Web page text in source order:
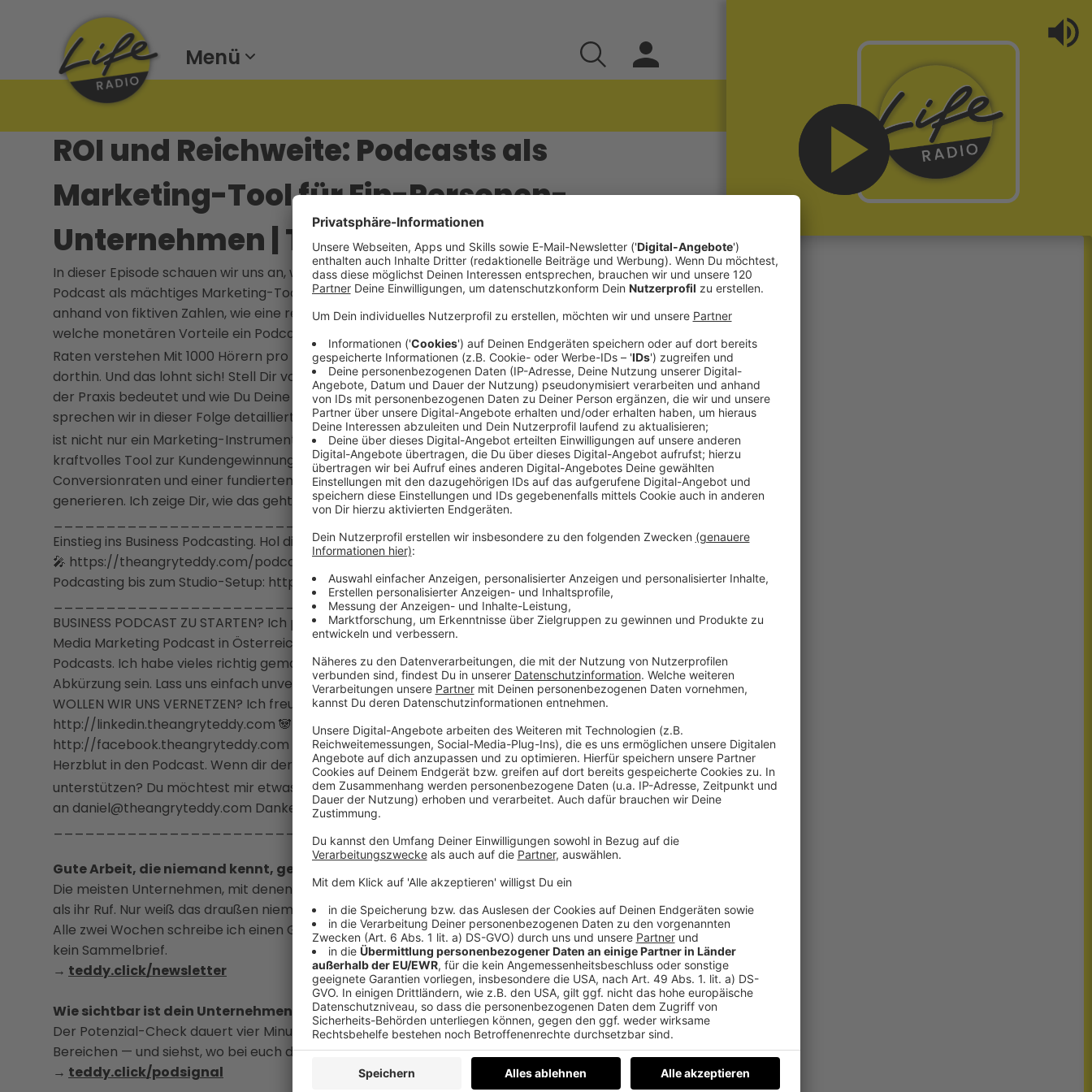
Menü
ROI und Reichweite: Podcasts als
Marketing-Tool für Ein-Personen-
Unternehmen | TAT0339
In dieser Episode schauen wir uns an, wie Du als Selbstständiger oder Kleinstunternehmer Deinen
Podcast als mächtiges Marketing-Tool nutzen kannst, um Dein Geschäft zu fördern. Ich zeige Dir
anhand von fiktiven Zahlen, wie eine realistische Reichweitensteigerung aussehen kann und
welche monetären Vorteile ein Podcast mit sich bringen kann. 📈 Reichweite und Conversion-
Raten verstehen Mit 1000 Hörern pro Episode arbeitest Du Dich in 9 bis 12 Monaten organisch
dorthin. Und das lohnt sich! Stell Dir vor, 1% dieser Hörer werden zu Kunden. Was das für Dich in
der Praxis bedeutet und wie Du Deine Hörerzahlen Schritt für Schritt steigern kannst, darüber
sprechen wir in dieser Folge detailliert. 💰 Kundengewinnung und Umsatzsteigerung Ein Podcast
ist nicht nur ein Marketing-Instrument, um Deine Botschaft zu verbreiten. Er ist auch ein
kraftvolles Tool zur Kundengewinnung und zur Umsatzsteigerung. Mit durchschnittlichen
Conversionraten und einer fundierten Rechnung lassen sich erhebliche Zusatzeinnahmen
generieren. Ich zeige Dir, wie das geht und welche Schritte Du dafür gehen musst.
________________________________ Du möchtest einen Überblick über den
Einstieg ins Business Podcasting. Hol dir meinen 37-seitigen Podcast Guide. Jetzt herunterladen:
🎤 https://theangryteddy.com/podcastguide MEINE PODCAST AUSRÜSTUNG Vom Smartphone-
Podcasting bis zum Studio-Setup: https://theangryteddy.com/podcastausruestung/
________________________________ DU SPIELST MIT DEM GEDANKEN EINEN
BUSINESS PODCAST ZU STARTEN? Ich podcaste seit 2006 und führe seit 2010 den ältesten Social
Media Marketing Podcast in Österreich und berate seit Jahren Unternehmen beim Aufbau derer
Podcasts. Ich habe vieles richtig gemacht und Fehler am eigenen Leib erlebt. Das kann dir eine
Abkürzung sein. Lass uns einfach unverbindlich reden: https://theangryteddy.com/kontakt
WOLLEN WIR UNS VERNETZEN? Ich freue mich über deine Anfrage: 🐼
http://linkedin.theangryteddy.com 🐼 http://instagram.theangryteddy.com 🐼
http://facebook.theangryteddy.com MEINE BITTE AN DICH: Ich stecke viel Zeit und noch mehr
Herzblut in den Podcast. Wenn dir der Podcast gefällt: Magst du mich mit einer ⭐⭐⭐⭐⭐ Bewertung
unterstützen? Du möchtest mir etwas mitteilen oder Verbesserungen einbringen. Maile mir bitte
an daniel@theangryteddy.com Danke für deine wertvolle Hilfe!
Gute Arbeit, die niemand kennt, gewinnt keinen Markt.
Die meisten Unternehmen, mit denen ich arbeite, haben kein Qualitätsproblem. Sie sind besser
als ihr Ruf. Nur weiß das draußen niemand.
Alle zwei Wochen schreibe ich einen Gedanken darüber, wie sich das ändern lässt. Ein Thema,
kein Sammelbrief.
→ teddy.click/newsletter
Wie sichtbar ist dein Unternehmen wirklich?
Der Potenzial-Check dauert vier Minuten. Danach hast du einen Report mit einer Zahl und fünf
Bereichen — und siehst, wo bei euch draußen nichts ankommt. Kein Verkaufsgespräch.
→ teddy.click/podsignal